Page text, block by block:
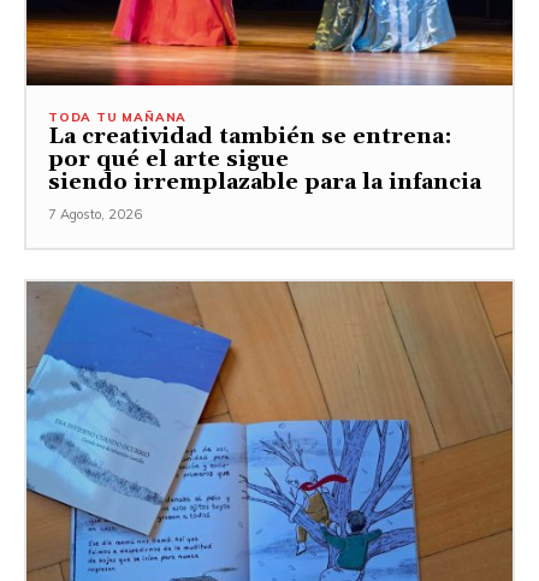
TODA TU MAÑANA
La creatividad también se entrena:
por qué el arte sigue
siendo irremplazable para la infancia
7 Agosto, 2026